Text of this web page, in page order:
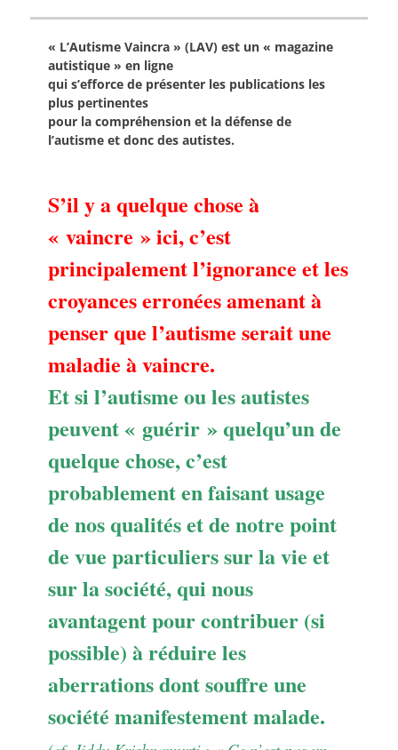
« L’Autisme Vaincra » (LAV) est un « magazine
autistique » en ligne
qui s’efforce de présenter les publications les
plus pertinentes
pour la compréhension et la défense de
l’autisme et donc des autistes.
S’il y a quelque chose à
« vaincre » ici, c’est
principalement l’ignorance et les
croyances erronées amenant à
penser que l’autisme serait une
maladie à vaincre.
Et si l’autisme ou les autistes
peuvent « guérir » quelqu’un de
quelque chose, c’est
probablement en faisant usage
de nos qualités et de notre point
de vue particuliers sur la vie et
sur la société, qui nous
avantagent pour contribuer (si
possible) à réduire les
aberrations dont souffre une
société manifestement malade.